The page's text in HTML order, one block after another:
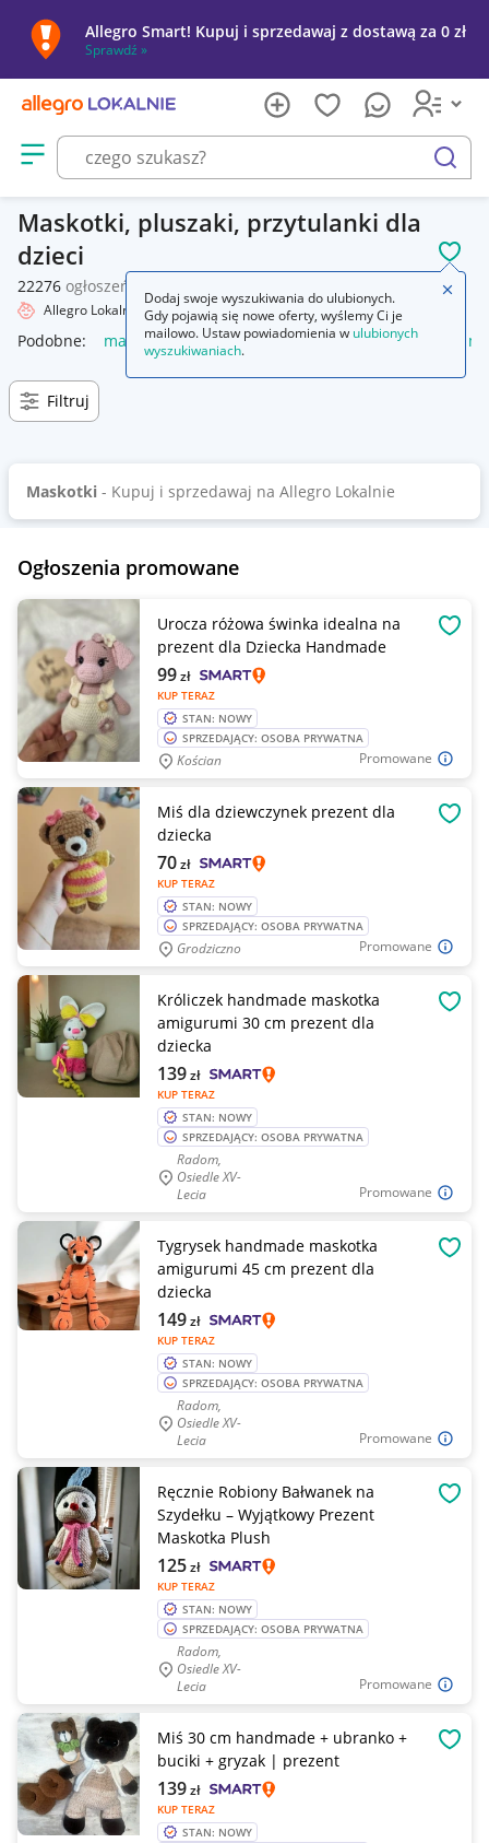
Allegro Smart! Kupuj i sprzedawaj z dostawą za 0 zł
Sprawdź »
Otwórz menu z kategoriami
szukaj
Maskotki, pluszaki, przytulanki dla
dzieci
22276 ogłoszeń
Allegro Lokalnie Dziecko Zabawki Maskotki
Podobne: maskotka psi patrol maskotka pimpek i luczek
Filtruj
Maskotki - Kupuj i sprzedawaj na Allegro Lokalnie
Ogłoszenia promowane
Promowane
Urocza różowa świnka idealna na
prezent dla Dziecka Handmade
KUP TERAZ
99zł
STAN: NOWY
SPRZEDAJĄCY: OSOBA PRYWATNA
Kościan
Promowane
Miś dla dziewczynek prezent dla
dziecka
KUP TERAZ
70zł
STAN: NOWY
SPRZEDAJĄCY: OSOBA PRYWATNA
Grodziczno
Promowane
Króliczek handmade maskotka
amigurumi 30 cm prezent dla
dziecka
KUP TERAZ
139zł
STAN: NOWY
SPRZEDAJĄCY: OSOBA PRYWATNA
Radom,
Osiedle XV-
Lecia
Promowane
Tygrysek handmade maskotka
amigurumi 45 cm prezent dla
dziecka
KUP TERAZ
149zł
STAN: NOWY
SPRZEDAJĄCY: OSOBA PRYWATNA
Radom,
Osiedle XV-
Lecia
Promowane
Ręcznie Robiony Bałwanek na
Szydełku – Wyjątkowy Prezent
Maskotka Plush
KUP TERAZ
125zł
STAN: NOWY
SPRZEDAJĄCY: OSOBA PRYWATNA
Radom,
Osiedle XV-
Lecia
Miś 30 cm handmade + ubranko +
buciki + gryzak | prezent
KUP TERAZ
139zł
STAN: NOWY
Dodaj swoje wyszukiwania do ulubionych.
Gdy pojawią się nowe oferty, wyślemy Ci je
mailowo. Ustaw powiadomienia w ulubionych
wyszukiwaniach.